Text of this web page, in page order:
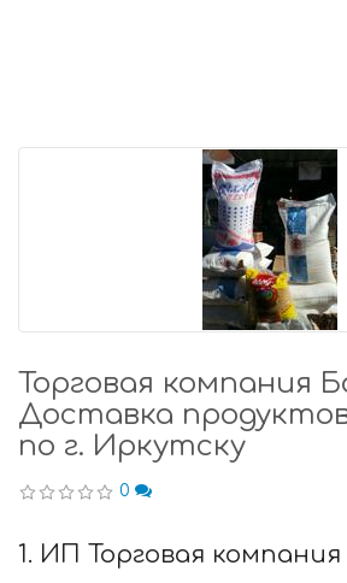
Торговая компания
Доставка
по г. Иркутску
0
1. ИП Торговая